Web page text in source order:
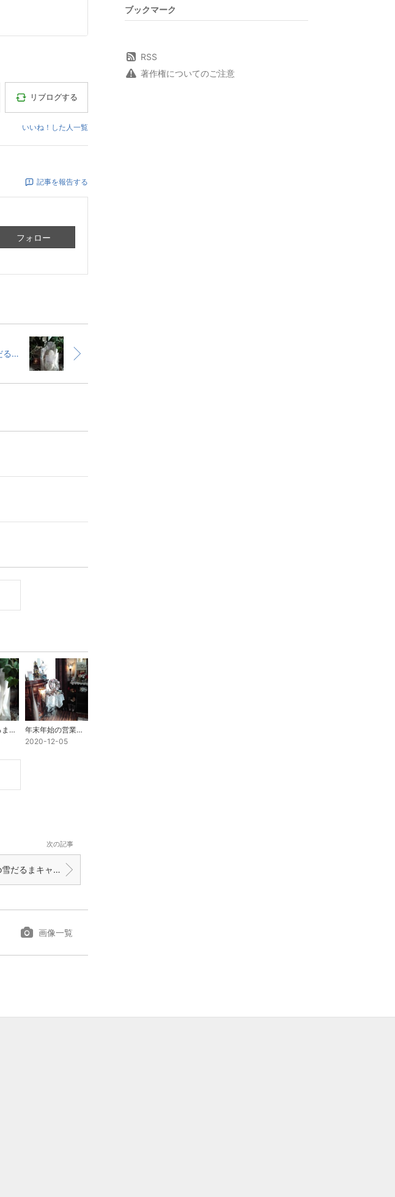
リブログする
いいね！した人一覧
記事を報告する
フォロー
hinaco雪だるまキャンペーン
hinaco雪だるまキャンペーン
年末年始の営業のお知らせ!!
2020-12-05
次の記事
hinaco雪だるまキャンペーン
画像一覧
ブックマーク
RSS
著作権についてのご注意